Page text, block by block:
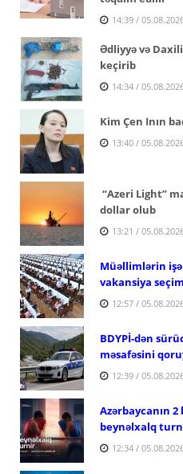
14:39 /
Ədliyyə və
keçirib
14:34 /
Kim Çen Inın
13:40 /
“Azeri Light”
dollar olub
13:21 /
Müəllimlərin
vakansiya
12:57 /
BDYPİ-dən
məsafəsini
12:39 /
Azərbaycanın
beynəlxalq
12:34 /